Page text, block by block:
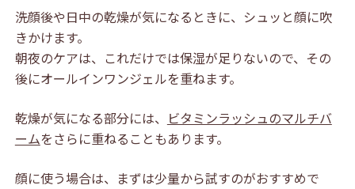
洗顔後や日中の乾燥が気になるときに、シュッと顔に吹
きかけます。
朝夜のケアは、これだけでは保湿が足りないので、その
後にオールインワンジェルを重ねます。
乾燥が気になる部分には、 ビタミンラッシュのマルチバ
ームをさらに重ねることもあります。
顔に使う場合は、まずは少量から試すのがおすすめで